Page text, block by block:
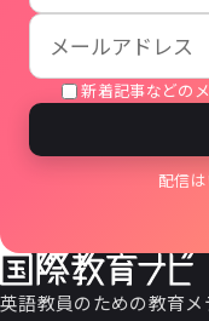
新着記事などの
配信は
英語教員のための教育